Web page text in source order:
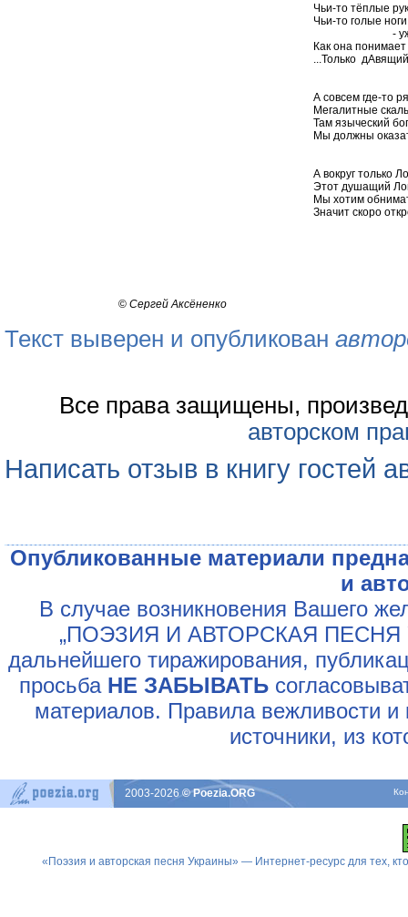
Чьи-то тёплые
Чьи-то голые
- уже без
Как она
...Только
А совсем где-то
Мегалитные
Там языческий
Мы должны
А вокруг только
Этот душащий
Мы хотим
Значит скоро
© Сергей Аксёненко
Текст выверен и опубликован
Все права защищены,
авторском
Написать отзыв в книгу гостей
Опубликованные материали
и
В случае возникновения Вашего
„ПОЭЗИЯ И АВТОРСКАЯ ПЕСНЯ
дальнейшего тиражирования,
просьба НЕ ЗАБЫВАТЬ
материалов. Правила вежливости и
источники, из
2003-2026© Poezia.ORG
«Поэзия и авторская песня Украины» — Интернет-ресурс для тех,